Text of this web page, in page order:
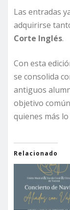
Las entradas
adquirirse
Corte Inglés.
Con esta
se consolida
antiguos
objetivo
quienes más
Relacionado